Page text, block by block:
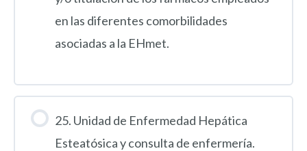
en las diferentes comorbilidades
asociadas a la EHmet.
25. Unidad de Enfermedad Hepática
Esteatósica y consulta de enfermería.